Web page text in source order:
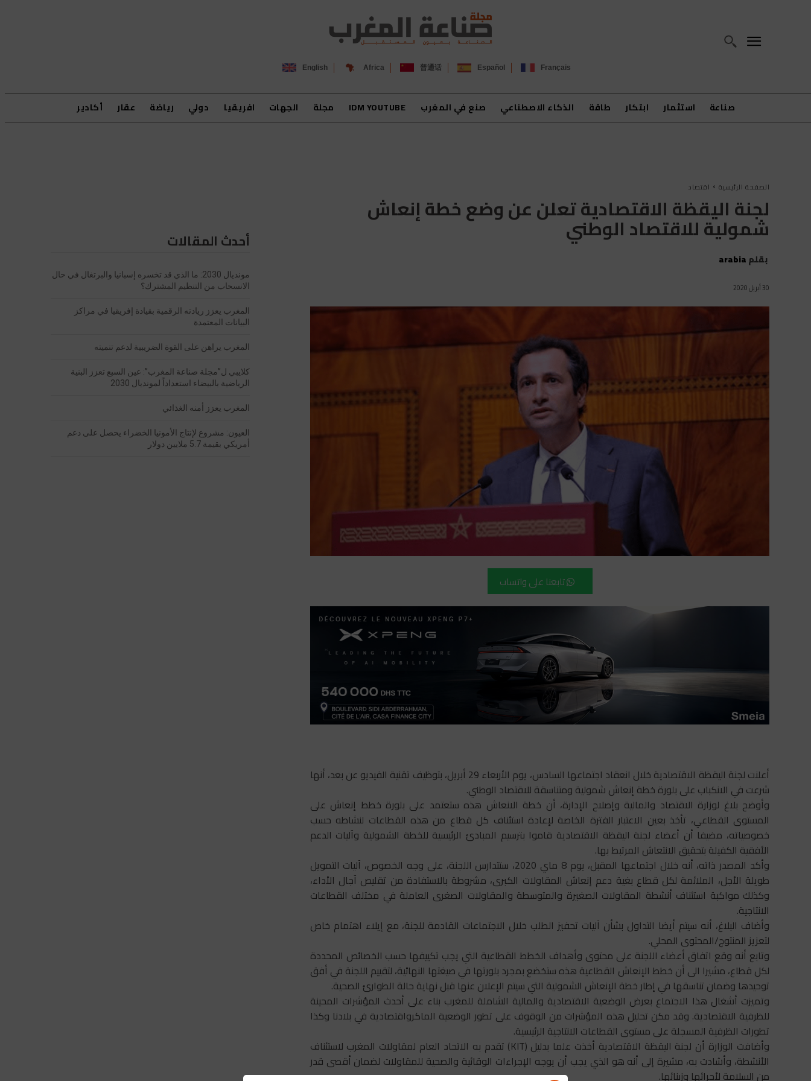
Français
Español
普通话
Africa
English
صناعة استثمار ابتكار طاقة الذكاء الاصطناعي صنع في المغرب IDM YOUTUBE مجلة الجهات افريقيا دولي رياضة عقار أكادير
الصفحة الرئيسية اقتصاد
أحدث المقالات
مونديال 2030: ما الذي قد تخسره إسبانيا والبرتغال في حال
الانسحاب من التنظيم المشترك؟
المغرب يعزز ريادته الرقمية بقيادة إفريقيا في مراكز
البيانات المعتمدة
المغرب يراهن على القوة الضريبية لدعم تنميته
كلايبي ل”مجلة صناعة المغرب”: عين السبع تعزز البنية
الرياضية بالبيضاء استعداداً لمونديال 2030
المغرب يعزز أمنه الغذائي
العيون: مشروع لإنتاج الأمونيا الخضراء يحصل على دعم
أمريكي بقيمة 5.7 ملايين دولار
لجنة اليقظة الاقتصادية تعلن عن وضع خطة إنعاش
شمولية للاقتصاد الوطني
بقلمarabia
30 أبريل 2020
تابعنا على واتساب
أعلنت لجنة اليقظة الاقتصادية خلال انعقاد اجتماعها السادس، يوم الأربعاء 29 أبريل، بتوظيف تقنية الفيديو عن بعد، أنها
شرعت في الانكباب على بلورة خطة إنعاش شمولية ومتناسقة للاقتصاد الوطني.
وأوضح بلاغ لوزارة الاقتصاد والمالية وإصلاح الإدارة، أن خطة الانعاش هذه ستعتمد على بلورة خطط إنعاش على
المستوى القطاعي، تأخذ بعين الاعتبار الفترة الخاصة لإعادة استئناف كل قطاع من هذه القطاعات لنشاطه حسب
خصوصياته، مضيفا أن أعضاء لجنة اليقظة الاقتصادية قاموا بترسيم المبادئ الرئيسية للخطة الشمولية وآليات الدعم
الأفقية الكفيلة بتحقيق الانتعاش المرتبط بها.
وأكد المصدر ذاته، أنه خلال اجتماعها المقبل، يوم 8 ماي 2020، ستتدارس اللجنة، على وجه الخصوص، آليات التمويل
طويلة الأجل، الملائمة لكل قطاع بغية دعم إنعاش المقاولات الكبرى، مشروطة بالاستفادة من تقليص آجال الأداء،
وكذلك مواكبة استئناف أنشطة المقاولات الصغيرة والمتوسطة والمقاولات الصغرى العاملة في مختلف القطاعات
الانتاجية.
وأضاف البلاغ، أنه سيتم أيضا التداول بشأن آليات تحفيز الطلب خلال الاجتماعات القادمة للجنة، مع إيلاء اهتمام خاص
لتعزيز المنتوج/المحتوى المحلي.
وتابع أنه وقع اتفاق أعضاء اللجنة على محتوى وأهداف الخطط القطاعية التي يجب تكييفها حسب الخصائص المحددة
لكل قطاع، مشيرا الى أن خطط الإنعاش القطاعية هذه ستخضع بمجرد بلورتها في صيغتها النهائية، لتقييم اللجنة في أفق
توحيدها وضمان تناسقها في إطار خطة الإنعاش الشمولية التي سيتم الإعلان عنها قبل نهاية حالة الطوارئ الصحية.
وتميزت أشغال هذا الاجتماع بعرض الوضعية الاقتصادية والمالية الشاملة للمغرب بناء على أحدث المؤشرات المحينة
للظرفية الاقتصادية. وقد مكن تحليل هذه المؤشرات من الوقوف على تطور الوضعية الماكرواقتصادية في بلادنا وكذا
تطورات الظرفية المسجلة على مستوى القطاعات الانتاجية الرئيسية.
وأضافت الوزارة أن لجنة اليقظة الاقتصادية أخذت علما بدليل (KIT) تقدم به الاتحاد العام لمقاولات المغرب لاستئناف
الأنشطة، وأشادت به، مشيرة إلى أنه هو الذي يجب أن يوجه الإجراءات الوقائية والصحية للمقاولات لضمان أقصى قدر
من السلامة لأجرائها وزبنائها.